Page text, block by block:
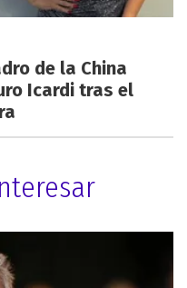
de la China
Icardi tras el